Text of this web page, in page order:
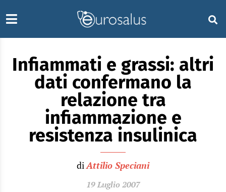
Infiammati e grassi: altri
dati confermano la
relazione tra
infiammazione e
resistenza insulinica
diAttilio Speciani
19 Luglio 2007